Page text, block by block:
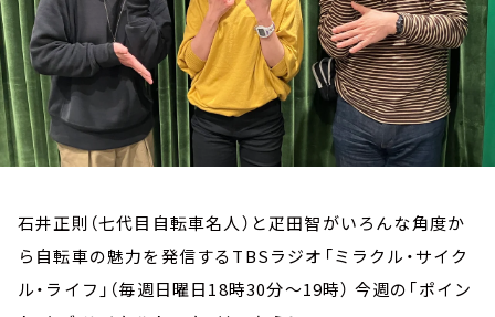
石井正則（七代目自転車名人）と疋田智がいろんな角度か
ら自転車の魅力を発信するTBSラジオ「ミラクル・サイク
ル・ライフ」（毎週日曜日18時30分～19時） 今週の「ポイン